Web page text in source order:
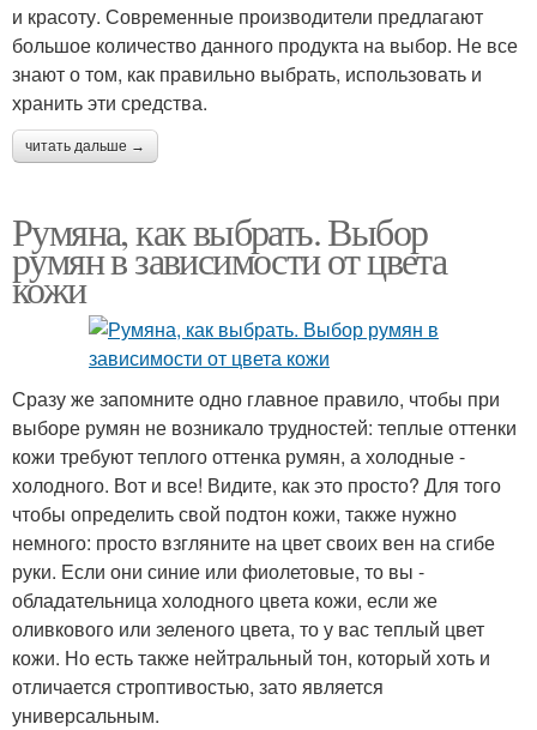
и красоту. Современные производители предлагают
большое количество данного продукта на выбор. Не все
знают о том, как правильно выбрать, использовать и
хранить эти средства.
читать дальше →
Румяна, как выбрать. Выбор
румян в зависимости от цвета
кожи
Сразу же запомните одно главное правило, чтобы при
выборе румян не возникало трудностей: теплые оттенки
кожи требуют теплого оттенка румян, а холодные -
холодного. Вот и все! Видите, как это просто? Для того
чтобы определить свой подтон кожи, также нужно
немного: просто взгляните на цвет своих вен на сгибе
руки. Если они синие или фиолетовые, то вы -
обладательница холодного цвета кожи, если же
оливкового или зеленого цвета, то у вас теплый цвет
кожи. Но есть также нейтральный тон, который хоть и
отличается строптивостью, зато является
универсальным.